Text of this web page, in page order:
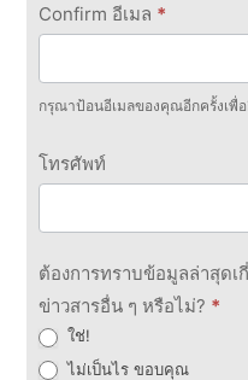
Confirm อีเมล *
กรุณาป้อนอีเมลของคุณอีกครั้งเพื่
โทรศัพท์
ต้องการทราบข้อมูลล่าสุด
ข่าวสารอื่น ๆ หรือไม่? *
ใช่!
ไม่เป็นไร ขอบคุณ